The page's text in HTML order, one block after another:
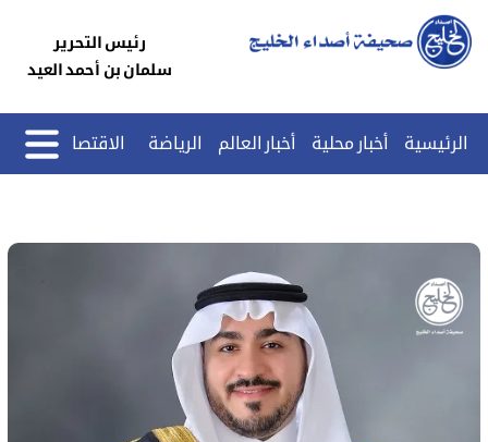
رئيس التحرير
سلمان بن أحمد العيد
الرئيسية أخبار محلية أخبار العالم الرياضة الاقتصاد